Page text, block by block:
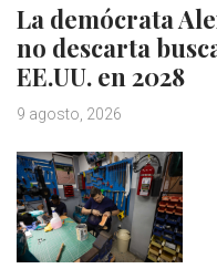
La demócrata
no descarta
EE.UU. en 2028
9 agosto, 2026